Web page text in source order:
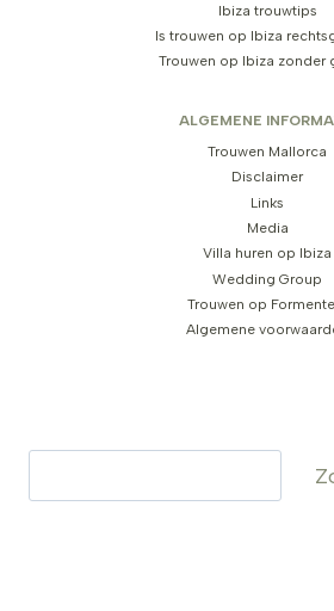
Ibiza trouwtips
Is trouwen op Ibiza
Trouwen op Ibiza zonder
ALGEMENE
Trouwen Mallorca
Disclaimer
Links
Media
Villa huren op Ibiza
Wedding Group
Trouwen op
Algemene